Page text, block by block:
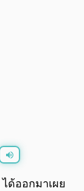
ได้ออกมาเผย